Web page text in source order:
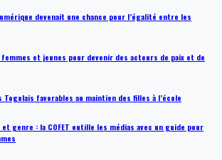
devenait une chance pour l’égalité entre les
femmes et jeunes pour devenir des acteurs de paix et de
favorables au maintien des filles à l’école
genre : la COFET outille les médias avec un guide pour